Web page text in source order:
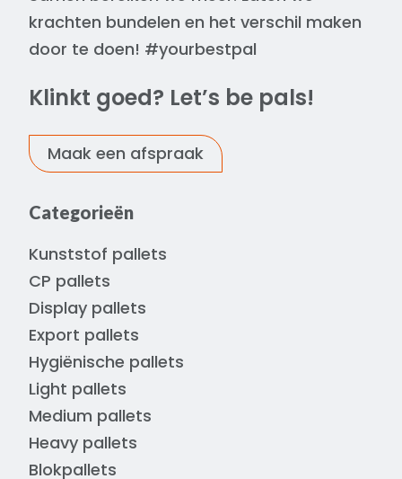
krachten bundelen en het verschil maken
door te doen! #yourbestpal
Klinkt goed? Let’s be pals!
Maak een afspraak
Categorieën
Kunststof pallets
CP pallets
Display pallets
Export pallets
Hygiënische pallets
Light pallets
Medium pallets
Heavy pallets
Blokpallets